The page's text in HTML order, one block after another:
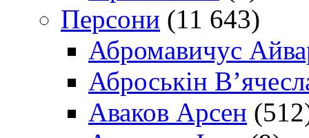
Персони (11 643)
Абромавичус
Аброськін
Аваков Арсен